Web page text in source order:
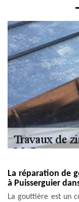
La réparation de
à Puisserguier
La gouttière est un